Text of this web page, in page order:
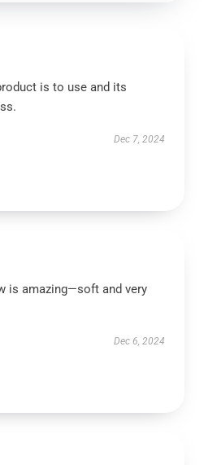
is to use and its
Dec 7, 2024
is amazing—soft and very
Dec 6, 2024